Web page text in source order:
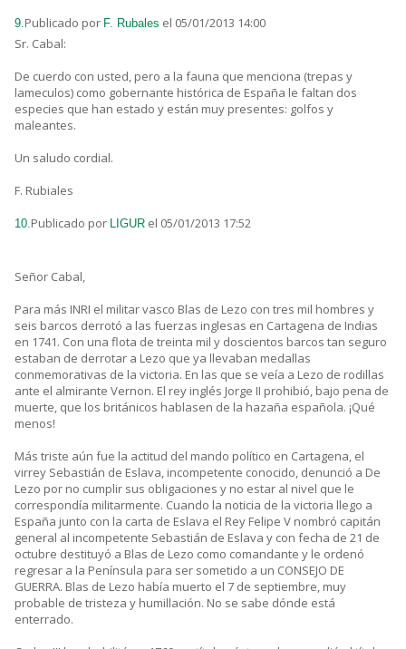
9.Publicado por F. Rubales el 05/01/2013 14:00
Sr. Cabal:
De cuerdo con usted, pero a la fauna que menciona (trepas y
lameculos) como gobernante histórica de España le faltan dos
especies que han estado y están muy presentes: golfos y
maleantes.
Un saludo cordial.
F. Rubiales
10.Publicado por LIGUR el 05/01/2013 17:52
Señor Cabal,
Para más INRI el militar vasco Blas de Lezo con tres mil hombres y
seis barcos derrotó a las fuerzas inglesas en Cartagena de Indias
en 1741. Con una flota de treinta mil y doscientos barcos tan seguro
estaban de derrotar a Lezo que ya llevaban medallas
conmemorativas de la victoria. En las que se veía a Lezo de rodillas
ante el almirante Vernon. El rey inglés Jorge II prohibió, bajo pena de
muerte, que los británicos hablasen de la hazaña española. ¡Qué
menos!
Más triste aún fue la actitud del mando político en Cartagena, el
virrey Sebastián de Eslava, incompetente conocido, denunció a De
Lezo por no cumplir sus obligaciones y no estar al nivel que le
correspondía militarmente. Cuando la noticia de la victoria llego a
España junto con la carta de Eslava el Rey Felipe V nombró capitán
general al incompetente Sebastián de Eslava y con fecha de 21 de
octubre destituyó a Blas de Lezo como comandante y le ordenó
regresar a la Península para ser sometido a un CONSEJO DE
GUERRA. Blas de Lezo había muerto el 7 de septiembre, muy
probable de tristeza y humillación. No se sabe dónde está
enterrado.